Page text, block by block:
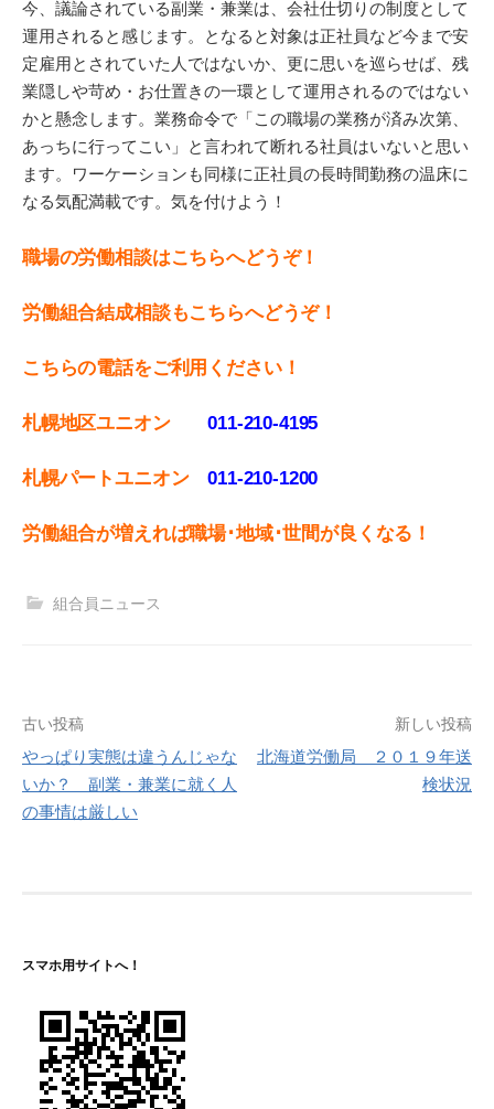
今、議論されている副業・兼業は、会社仕切りの制度として
運用されると感じます。となると対象は正社員など今まで安
定雇用とされていた人ではないか、更に思いを巡らせば、残
業隠しや苛め・お仕置きの一環として運用されるのではない
かと懸念します。業務命令で「この職場の業務が済み次第、
あっちに行ってこい」と言われて断れる社員はいないと思い
ます。ワーケーションも同様に正社員の長時間勤務の温床に
なる気配満載です。気を付けよう！
職場の労働相談はこちらへどうぞ！
労働組合結成相談もこちらへどうぞ！
こちらの電話をご利用ください！
札幌地区ユニオン011-210-4195
札幌パートユニオン011‐210-1200
労働組合が増えれば職場･地域･世間が良くなる！
組合員ニュース
投
稿
ナ
シ
ョ
ン
古い投稿
やっぱり実態は違うんじゃな
いか？ 副業・兼業に就く人
の事情は厳しい
新しい投稿
北海道労働局 ２０１９年送
検状況
スマホ用サイトへ！